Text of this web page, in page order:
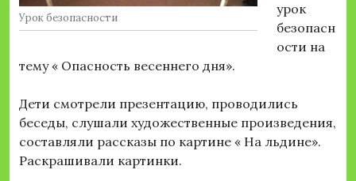
Урок безопасности
урок
безопасн
ости на
тему « Опасность весеннего дня».
Дети смотрели презентацию, проводились
беседы, слушали художественные произведения,
составляли рассказы по картине « На льдине».
Раскрашивали картинки.